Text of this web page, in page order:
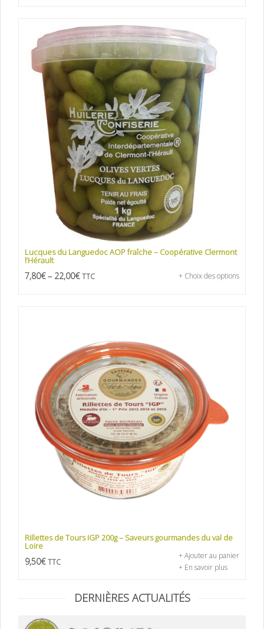
Lucques du Languedoc AOP fraîche – Coopérative Clermont
l’Hérault
7,80€– 22,00€ TTC + Choix des options
Rillettes de Tours IGP 200g – Saveurs gourmandes du val de
Loire
9,50€ TTC
+ Ajouter au panier
+ En savoir plus
DERNIÈRES ACTUALITÉS